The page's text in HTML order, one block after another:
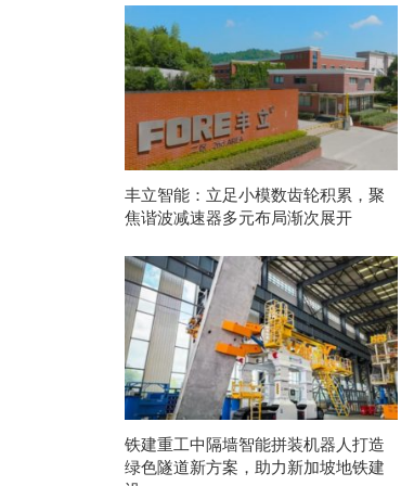
丰立智能：立足小模数齿轮积累，聚
焦谐波减速器多元布局渐次展开
铁建重工中隔墙智能拼装机器人打造
绿色隧道新方案，助力新加坡地铁建